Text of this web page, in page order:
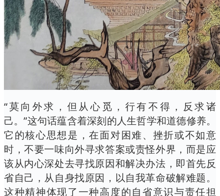
“莫向外求，但从心觅，行有不得，反求诸
己。”这句话蕴含着深刻的人生哲学和道德修养。
它的核心思想是，在面对困难、挫折或不如意
时，不要一味向外寻求答案或责怪外界，而是应
该从内心深处去寻找原因和解决办法，即首先反
省自己，从自身找原因，以自我革命破解难题。
这种精神体现了一种高度的自省意识与责任担